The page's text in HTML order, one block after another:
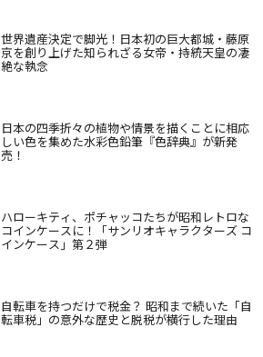
世界遺産決定で脚光！日本初の巨大都城・藤原
京を創り上げた知られざる女帝・持統天皇の凄
絶な執念
日本の四季折々の植物や情景を描くことに相応
しい色を集めた水彩色鉛筆『色辞典』が新発
売！
ハローキティ、ポチャッコたちが昭和レトロな
コインケースに！「サンリオキャラクターズ コ
インケース」第２弾
自転車を持つだけで税金？ 昭和まで続いた「自
転車税」の意外な歴史と脱税が横行した理由